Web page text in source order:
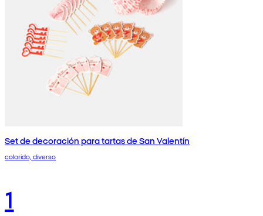
Set de decoración para tartas de San Valentín
colorido, diverso
1